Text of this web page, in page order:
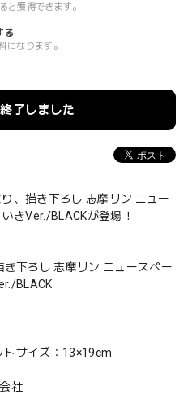
と獲得できます。
る
になります。
了しました
、描き下ろし 志摩リン ニュー
きVer./BLACKが登場！
き下ろし 志摩リン ニュースペー
BLACK
トサイズ：13×19cm
社